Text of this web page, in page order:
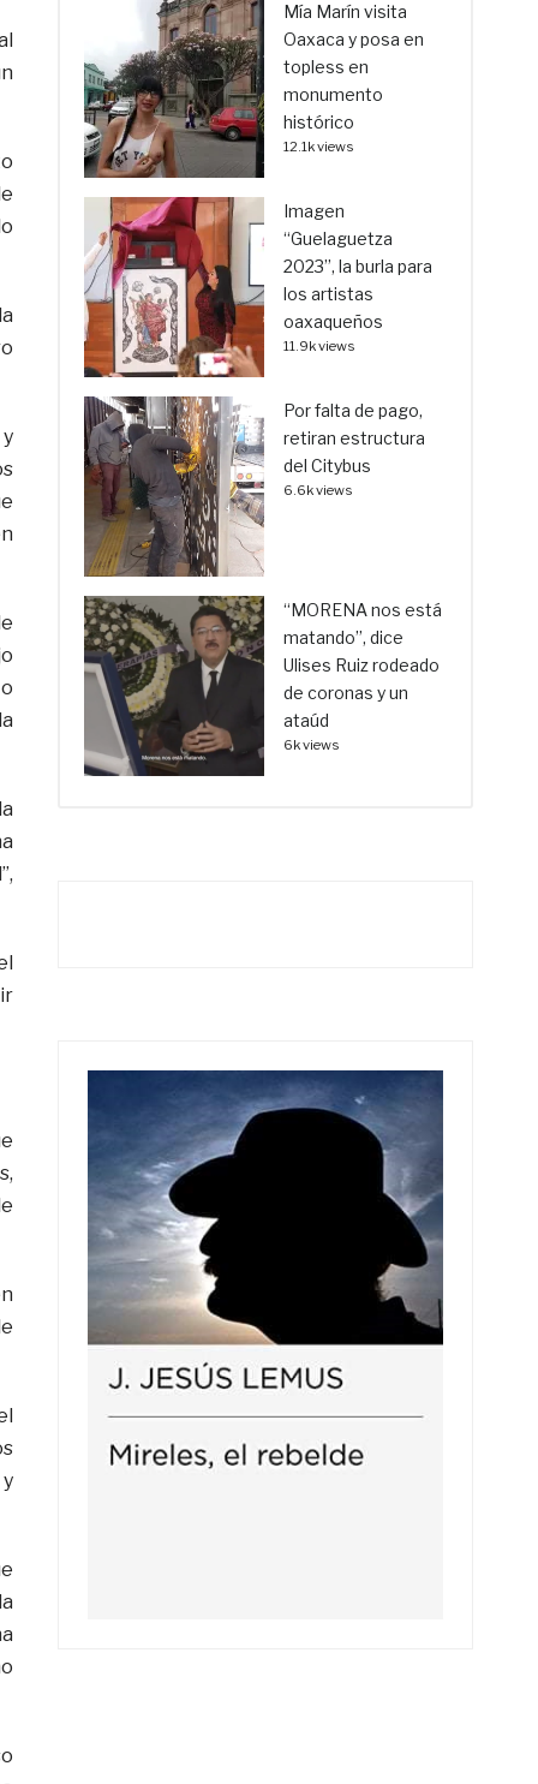
Mía Marín visita
Oaxaca y posa en
topless en
monumento
histórico
12.1k views
Imagen
“Guelaguetza
2023”, la burla para
los artistas
oaxaqueños
11.9k views
Por falta de pago,
retiran estructura
del Citybus
6.6k views
“MORENA nos está
matando”, dice
Ulises Ruiz rodeado
de coronas y un
ataúd
6k views